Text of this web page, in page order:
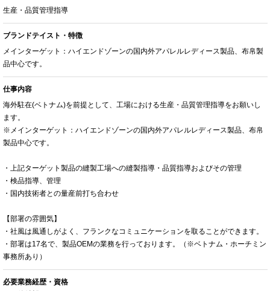
生産・品質管理指導
ブランドテイスト・特徴
メインターゲット：ハイエンドゾーンの国内外アパレルレディース製品、布帛製
品中心です。
仕事内容
海外駐在(ベトナム)を前提として、工場における生産・品質管理指導をお願いし
ます。
※メインターゲット：ハイエンドゾーンの国内外アパレルレディース製品、布帛
製品中心です。
・上記ターゲット製品の縫製工場への縫製指導・品質指導およびその管理
・検品指導、管理
・国内技術者との量産前打ち合わせ
【部署の雰囲気】
・社風は風通しがよく、フランクなコミュニケーションを取ることができます。
・部署は17名で、製品OEMの業務を行っております。（※ベトナム・ホーチミン
事務所あり）
必要業務経歴・資格